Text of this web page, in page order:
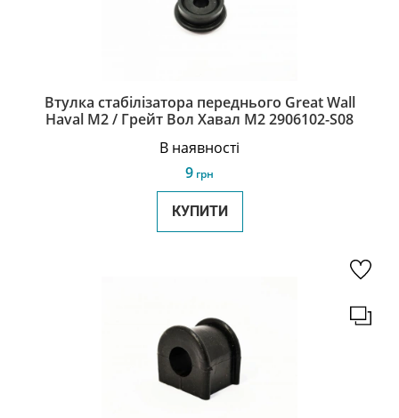
Втулка стабілізатора переднього Great Wall
Haval M2 / Грейт Вол Хавал М2 2906102-S08
В наявності
9 грн
КУПИТИ